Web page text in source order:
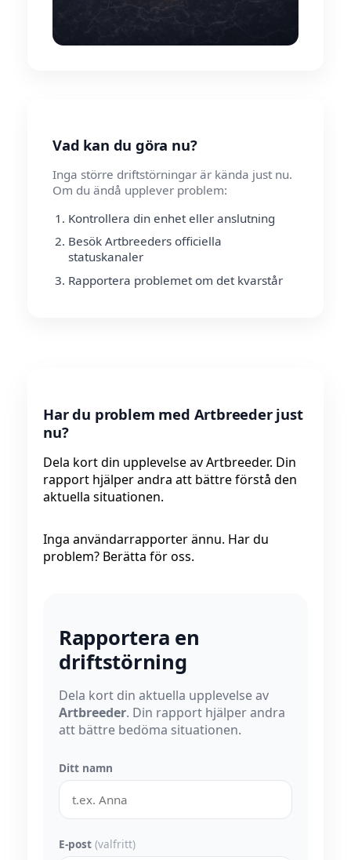
Vad kan du göra nu?
Inga större driftstörningar är kända just nu.
Om du ändå upplever problem:
Kontrollera din enhet eller anslutning
Besök Artbreeders officiella
statuskanaler
Rapportera problemet om det kvarstår
Har du problem med Artbreeder just
nu?
Dela kort din upplevelse av Artbreeder. Din
rapport hjälper andra att bättre förstå den
aktuella situationen.
Inga användarrapporter ännu. Har du
problem? Berätta för oss.
Rapportera en
driftstörning
Dela kort din aktuella upplevelse av
Artbreeder. Din rapport hjälper andra
att bättre bedöma situationen.
Ditt namn
E-post (valfritt)